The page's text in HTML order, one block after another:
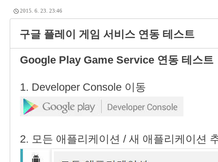
2015. 6. 23. 23:46
구글 플레이 게임 서비스 연동 테스트
Google Play Game Service 연동 테스트
1. Developer Console 이동
2. 모든 애플리케이션 / 새 애플리케이션